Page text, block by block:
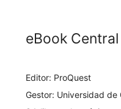
eBook Central
Editor: ProQuest
Gestor: Universidad de